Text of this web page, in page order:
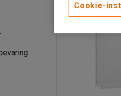
Cookie-